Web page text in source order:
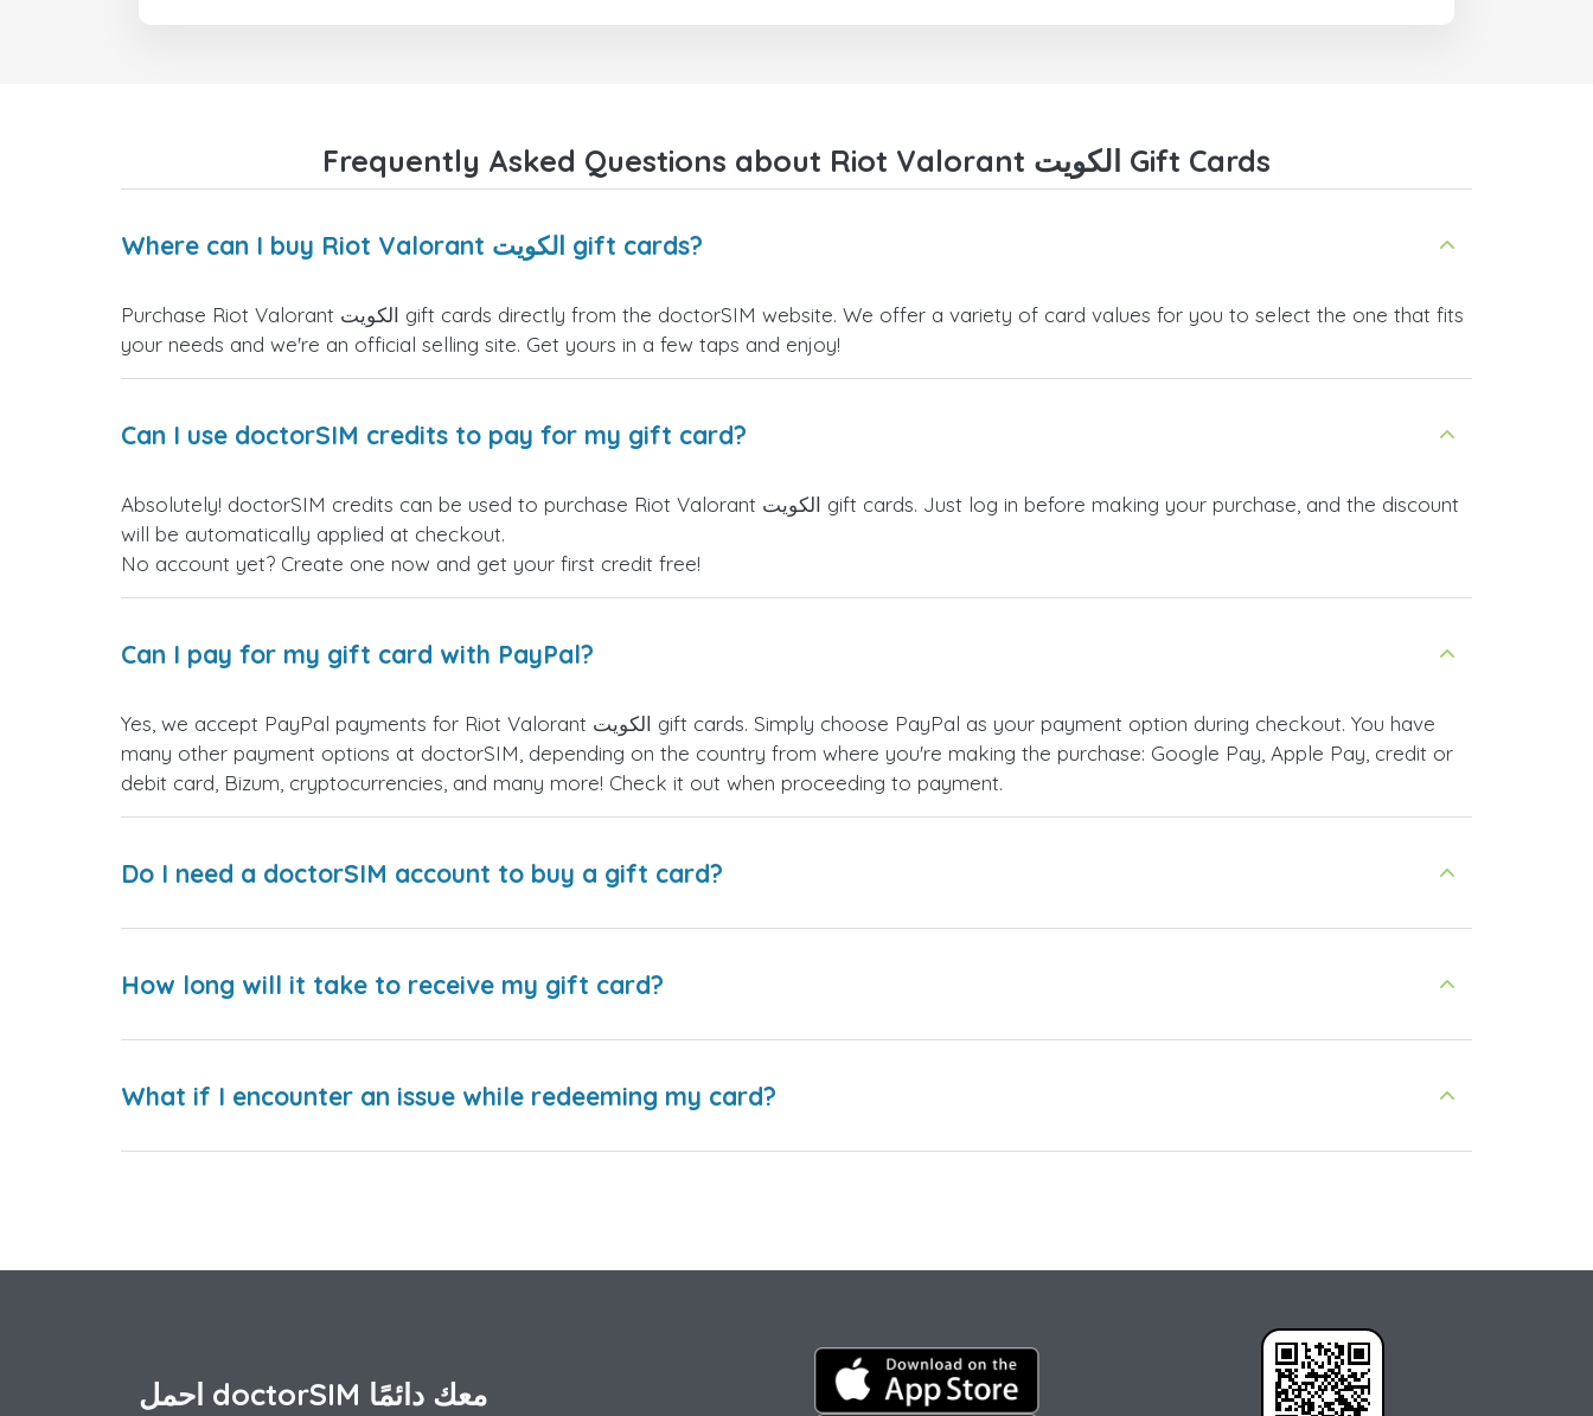
Frequently Asked Questions about Riot Valorant الكويت Gift Cards
Where can I buy Riot Valorant الكويت gift cards?
Purchase Riot Valorant الكويت gift cards directly from the doctorSIM website. We offer a variety of card values for you to select the one that fits
your needs and we're an official selling site. Get yours in a few taps and enjoy!
Can I use doctorSIM credits to pay for my gift card?
Absolutely! doctorSIM credits can be used to purchase Riot Valorant الكويت gift cards. Just log in before making your purchase, and the discount
will be automatically applied at checkout.
No account yet? Create one now and get your first credit free!
Can I pay for my gift card with PayPal?
Yes, we accept PayPal payments for Riot Valorant الكويت gift cards. Simply choose PayPal as your payment option during checkout. You have
many other payment options at doctorSIM, depending on the country from where you're making the purchase: Google Pay, Apple Pay, credit or
debit card, Bizum, cryptocurrencies, and many more! Check it out when proceeding to payment.
Do I need a doctorSIM account to buy a gift card?
How long will it take to receive my gift card?
What if I encounter an issue while redeeming my card?
احمل doctorSIM معك دائمًا